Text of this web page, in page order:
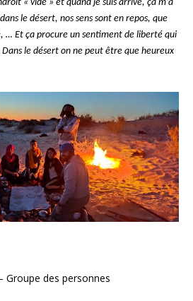
« vide » et quand je suis arrivé, ça m’a
le désert, nos sens sont en repos, que
… Et ça procure un sentiment de liberté qui
le désert on ne peut être que heureux
Groupe des personnes